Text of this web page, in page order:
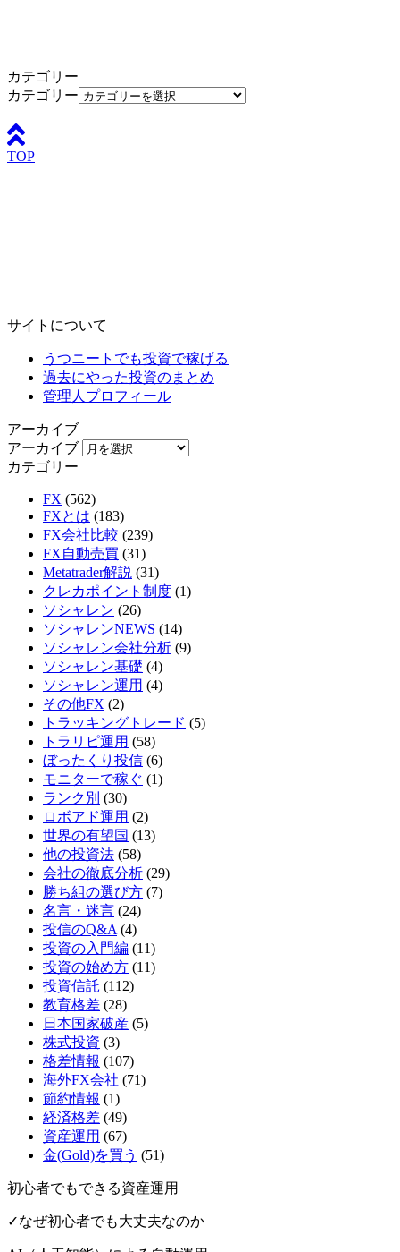
カテゴリー
カテゴリー
TOP
サイトについて
うつニートでも投資で稼げる
過去にやった投資のまとめ
管理人プロフィール
アーカイブ
アーカイブ
カテゴリー
FX (562)
FXとは (183)
FX会社比較 (239)
FX自動売買 (31)
Metatrader解説 (31)
クレカポイント制度 (1)
ソシャレン (26)
ソシャレンNEWS (14)
ソシャレン会社分析 (9)
ソシャレン基礎 (4)
ソシャレン運用 (4)
その他FX (2)
トラッキングトレード (5)
トラリピ運用 (58)
ぼったくり投信 (6)
モニターで稼ぐ (1)
ランク別 (30)
ロボアド運用 (2)
世界の有望国 (13)
他の投資法 (58)
会社の徹底分析 (29)
勝ち組の選び方 (7)
名言・迷言 (24)
投信のQ&A(4)
投資の入門編 (11)
投資の始め方 (11)
投資信託 (112)
教育格差 (28)
日本国家破産 (5)
株式投資 (3)
格差情報 (107)
海外FX会社 (71)
節約情報 (1)
経済格差 (49)
資産運用 (67)
金(Gold)を買う (51)
初心者でもできる資産運用
✓なぜ初心者でも大丈夫なのか